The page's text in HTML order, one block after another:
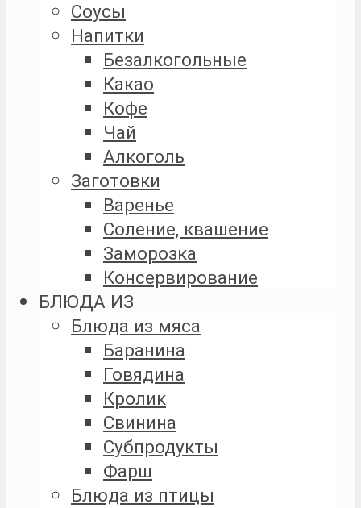
Соусы
Напитки
Безалкогольные
Какао
Кофе
Чай
Алкоголь
Заготовки
Варенье
Соление, квашение
Заморозка
Консервирование
БЛЮДА ИЗ
Блюда из мяса
Баранина
Говядина
Кролик
Свинина
Субпродукты
Фарш
Блюда из птицы